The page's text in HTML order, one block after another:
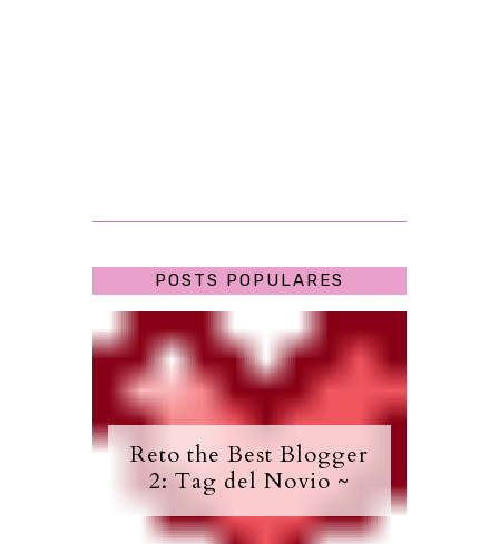
POSTS POPULARES
Reto the Best Blogger
2: Tag del Novio ~